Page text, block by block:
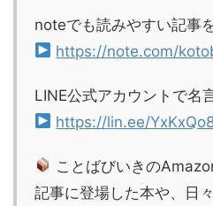
noteでも読みやすい記事
https://note.com/
LINE公式アカウントで名
https://lin.ee/
ことばびいきの
記事に登場した本や、日